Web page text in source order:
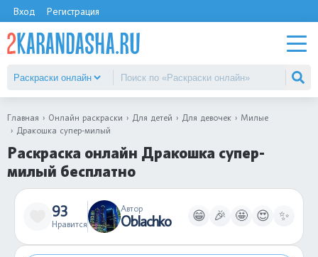
Вход Регистрация
Главная Онлайн раскраски Для детей Для девочек
Милые
Дракошка супер-милый
Раскраска онлайн Дракошка супер-
милый бесплатно
93
Нравится
Автор
Oblachko 😁 🎉 🤩 😍 ✨